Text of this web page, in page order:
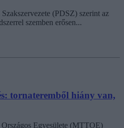
(PDSZ) szerint az
szemben erősen...
tornateremből hiány van,
Egyesülete (MTTOE)